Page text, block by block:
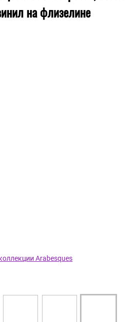
на флизелине
Arabesques